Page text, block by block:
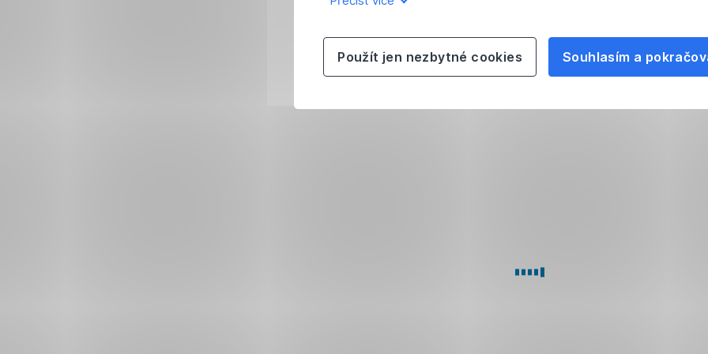
Souhlasím a
Použít jen nezbytné cookies